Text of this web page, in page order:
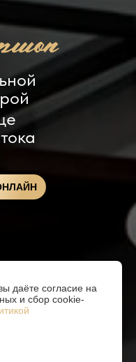
даёте согласие на
и сбор cookie-